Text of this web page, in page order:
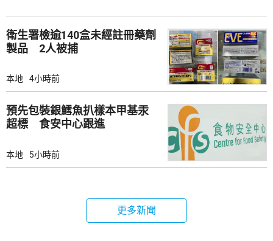
衛生署檢逾140盒未經註冊藥劑
製品 2人被捕
本地 4小時前
預先包裝銀鱈魚扒樣本甲基汞
超標 食安中心跟進
本地 5小時前
更多新聞